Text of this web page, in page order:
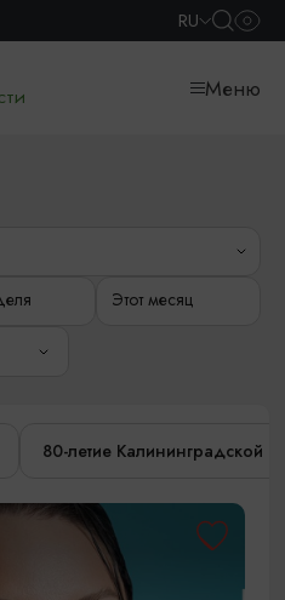
RU
Меню
Этот месяц
80-летие Калининградской